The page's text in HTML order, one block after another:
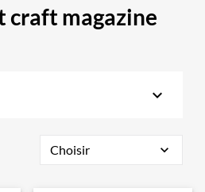
craft magazine
keyboard_arrow_down
Choisir expand_more